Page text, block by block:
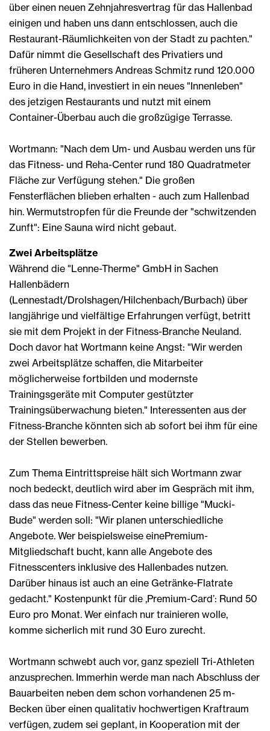
über einen neuen Zehnjahresvertrag für das Hallenbad
einigen und haben uns dann entschlossen, auch die
Restaurant-Räumlichkeiten von der Stadt zu pachten."
Dafür nimmt die Gesellschaft des Privatiers und
früheren Unternehmers Andreas Schmitz rund 120.000
Euro in die Hand, investiert in ein neues "Innenleben"
des jetzigen Restaurants und nutzt mit einem
Container-Überbau auch die großzügige Terrasse.
Wortmann: "Nach dem Um- und Ausbau werden uns für
das Fitness- und Reha-Center rund 180 Quadratmeter
Fläche zur Verfügung stehen." Die großen
Fensterflächen blieben erhalten - auch zum Hallenbad
hin. Wermutstropfen für die Freunde der "schwitzenden
Zunft": Eine Sauna wird nicht gebaut.
Zwei Arbeitsplätze
Während die "Lenne-Therme" GmbH in Sachen
Hallenbädern
(Lennestadt/Drolshagen/Hilchenbach/Burbach) über
langjährige und vielfältige Erfahrungen verfügt, betritt
sie mit dem Projekt in der Fitness-Branche Neuland.
Doch davor hat Wortmann keine Angst: "Wir werden
zwei Arbeitsplätze schaffen, die Mitarbeiter
möglicherweise fortbilden und modernste
Trainingsgeräte mit Computer gestützter
Trainingsüberwachung bieten." Interessenten aus der
Fitness-Branche könnten sich ab sofort bei ihm für eine
der Stellen bewerben.
Zum Thema Eintrittspreise hält sich Wortmann zwar
noch bedeckt, deutlich wird aber im Gespräch mit ihm,
dass das neue Fitness-Center keine billige "Mucki-
Bude" werden soll: "Wir planen unterschiedliche
Angebote. Wer beispielsweise einePremium-
Mitgliedschaft bucht, kann alle Angebote des
Fitnesscenters inklusive des Hallenbades nutzen.
Darüber hinaus ist auch an eine Getränke-Flatrate
gedacht." Kostenpunkt für die ,Premium-Card’: Rund 50
Euro pro Monat. Wer einfach nur trainieren wolle,
komme sicherlich mit rund 30 Euro zurecht.
Wortmann schwebt auch vor, ganz speziell Tri-Athleten
anzusprechen. Immerhin werde man nach Abschluss der
Bauarbeiten neben dem schon vorhandenen 25 m-
Becken über einen qualitativ hochwertigen Kraftraum
verfügen, zudem sei geplant, in Kooperation mit der